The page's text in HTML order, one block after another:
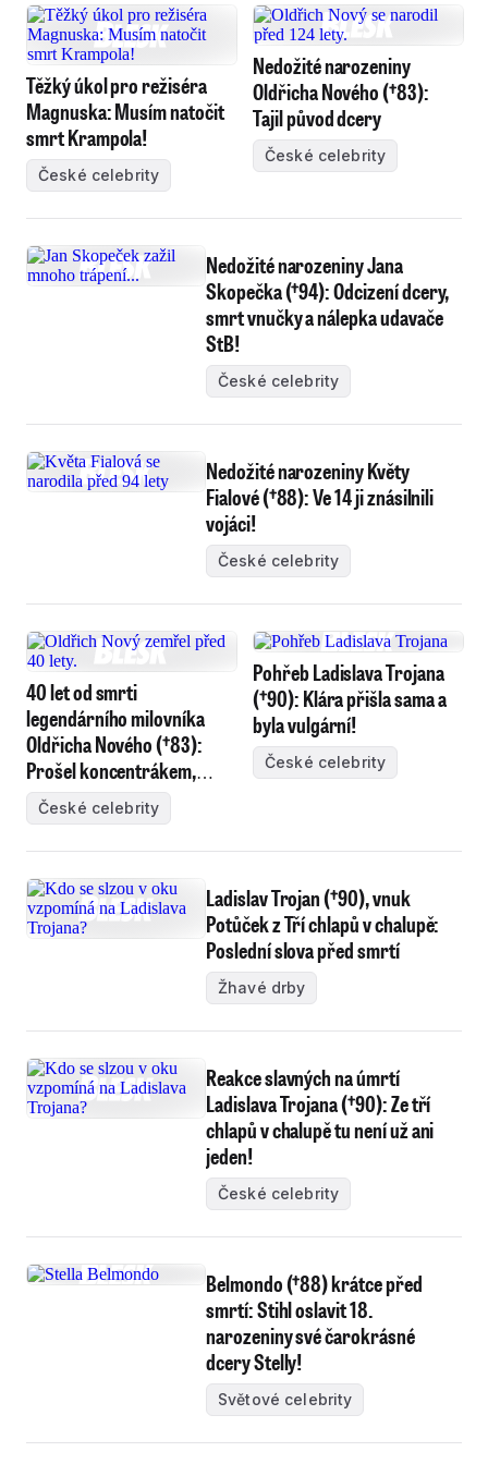
Těžký úkol pro režiséra
Magnuska: Musím natočit
smrt Krampola!
České celebrity
Nedožité narozeniny
Oldřicha Nového (†83):
Tajil původ dcery
České celebrity
Nedožité narozeniny Jana
Skopečka (†94): Odcizení dcery,
smrt vnučky a nálepka udavače
StB!
České celebrity
Nedožité narozeniny Květy
Fialové (†88): Ve 14 ji znásilnili
vojáci!
České celebrity
40 let od smrti
legendárního milovníka
Oldřicha Nového (†83):
Prošel koncentrákem,
nesnesl stárnutí a zemřel
osamělý!
České celebrity
Pohřeb Ladislava Trojana
(†90): Klára přišla sama a
byla vulgární!
České celebrity
Ladislav Trojan (†90), vnuk
Potůček z Tří chlapů v chalupě:
Poslední slova před smrtí
Žhavé drby
Reakce slavných na úmrtí
Ladislava Trojana (†90): Ze tří
chlapů v chalupě tu není už ani
jeden!
České celebrity
Belmondo (†88) krátce před
smrtí: Stihl oslavit 18.
narozeniny své čarokrásné
dcery Stelly!
Světové celebrity